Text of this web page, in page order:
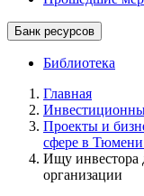
Банк ресурсов
Библиотека
Главная
Проекты и
сфере в
Ищу инвестора
организации